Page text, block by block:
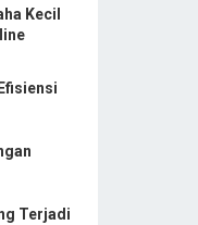
Kecil
Terjadi